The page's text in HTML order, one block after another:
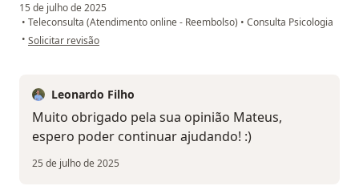
15 de julho de 2025
• Teleconsulta (Atendimento online - Reembolso) • Consulta Psicologia
• na opinião do utilizador Mateus Trindade
Solicitar revisão
Leonardo Filho
Muito obrigado pela sua opinião Mateus,
espero poder continuar ajudando! :)
25 de julho de 2025